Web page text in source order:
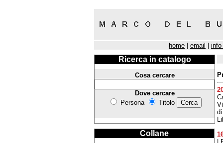
home email info
Ricerca in catalogo
Cosa cercare
Dove cercare
Persona
Titolo
Collane